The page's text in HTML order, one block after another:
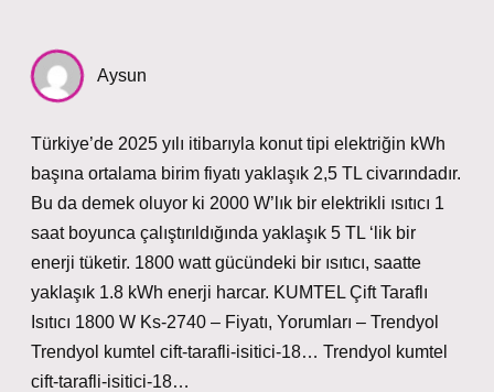
Aysun
Türkiye’de 2025 yılı itibarıyla konut tipi elektriğin kWh
başına ortalama birim fiyatı yaklaşık 2,5 TL civarındadır.
Bu da demek oluyor ki 2000 W’lık bir elektrikli ısıtıcı 1
saat boyunca çalıştırıldığında yaklaşık 5 TL ‘lik bir
enerji tüketir. 1800 watt gücündeki bir ısıtıcı, saatte
yaklaşık 1.8 kWh enerji harcar. KUMTEL Çift Taraflı
Isıtıcı 1800 W Ks-2740 – Fiyatı, Yorumları – Trendyol
Trendyol kumtel cift-tarafli-isitici-18… Trendyol kumtel
cift-tarafli-isitici-18…